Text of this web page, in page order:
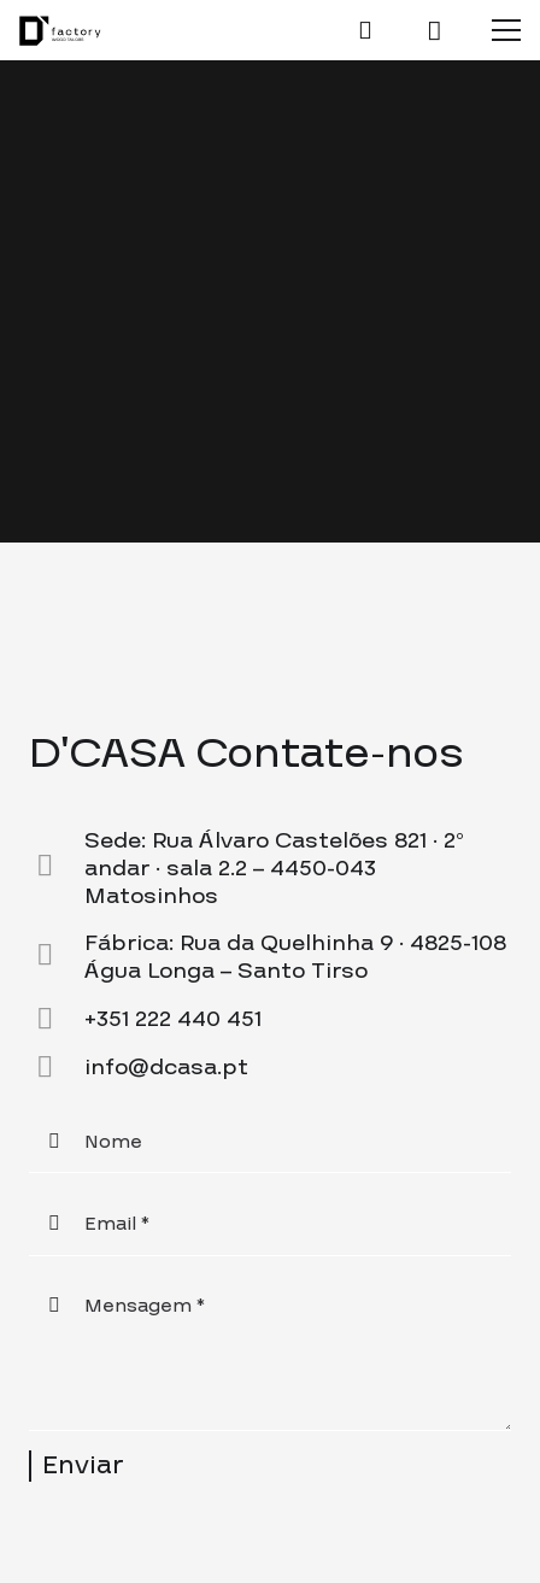
D’CASA Contate-nos
Sede: Rua Álvaro Castelões 821 · 2º
andar · sala 2.2 – 4450-043
Matosinhos
Fábrica: Rua da Quelhinha 9 · 4825-108
Água Longa – Santo Tirso
+351 222 440 451
info@dcasa.pt
Nome
Email *
Mensagem *
Enviar